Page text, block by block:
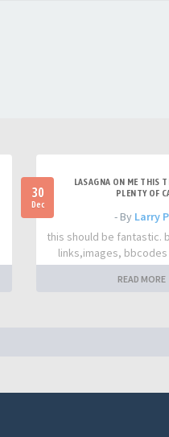
30
Dec
LASAGNA ON ME THIS
PLENTY OF
- By Larry
this should be fantastic.
links,images,
READ MORE